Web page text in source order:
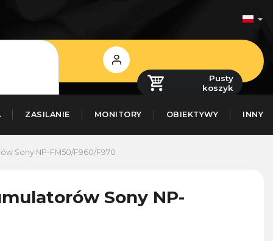
Zaloguj
się
Pusty
koszyk
ZASILANIE MONITORY OBIEKTYWY INNY
Sony NP-FM50/F960/F970
Sony NP-